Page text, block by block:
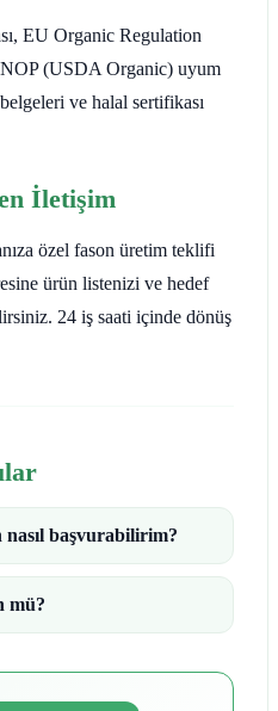
EU Organic Regulation
(USDA Organic) uyum
ve halal sertifikası
İletişim
özel fason üretim teklifi
ürün listenizi ve hedef
24 iş saati içinde dönüş
başvurabilirim?
mü?